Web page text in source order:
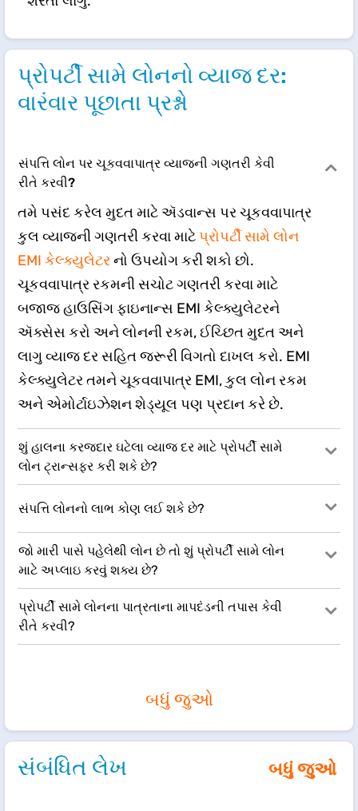
પ્રોપર્ટી સામે લોનનો વ્યાજ દર:
વારંવાર પૂછાતા પ્રશ્નો
સંપત્તિ લોન પર ચૂકવવાપાત્ર વ્યાજની ગણતરી કેવી
રીતે કરવી?
તમે પસંદ કરેલ મુદત માટે ઍડવાન્સ પર ચૂકવવાપાત્ર
કુલ વ્યાજની ગણતરી કરવા માટેપ્રોપર્ટી સામે લોન
EMI કેલ્ક્યુલેટરનો ઉપયોગ કરી શકો છો.
ચૂકવવાપાત્ર રકમની સચોટ ગણતરી કરવા માટે
બજાજ હાઉસિંગ ફાઇનાન્સ EMI કેલ્ક્યુલેટરને
ઍક્સેસ કરો અને લોનની રકમ, ઈચ્છિત મુદત અને
લાગુ વ્યાજ દર સહિત જરૂરી વિગતો દાખલ કરો. EMI
કેલ્ક્યુલેટર તમને ચૂકવવાપાત્ર EMI, કુલ લોન રકમ
અને એમોર્ટાઇઝેશન શેડ્યૂલ પણ પ્રદાન કરે છે.
શું હાલના કરજદાર ઘટેલા વ્યાજ દર માટે પ્રોપર્ટી સામે
લોન ટ્રાન્સફર કરી શકે છે?
સંપત્તિ લોનનો લાભ કોણ લઈ શકે છે?
જો મારી પાસે પહેલેથી લોન છે તો શું પ્રોપર્ટી સામે લોન
માટે અપ્લાઇ કરવું શક્ય છે?
પ્રોપર્ટી સામે લોનના પાત્રતાના માપદંડની તપાસ કેવી
રીતે કરવી?
બધું જુઓ
સંબંધિત લેખ બધું જુઓ